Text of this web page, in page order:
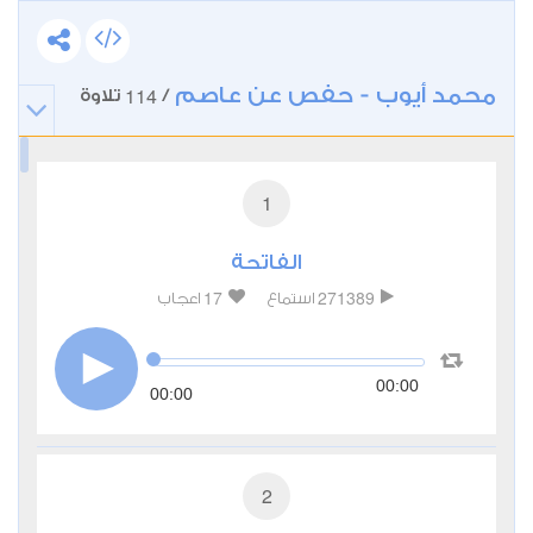
محمد أيوب - حفص عن عاصم /
114 تلاوة
1
الفاتحة
271389 استماع 17 اعجاب
00:00 00:00
2